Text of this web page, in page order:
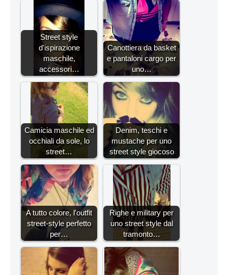
Street style
d'ispirazione
maschile,
accessori…
Canottiera da basket
e pantaloni cargo per
uno…
Camicia maschile ed
occhiali da sole, lo
street…
Denim, teschi e
mustache per uno
street style giocoso
A tutto colore, l'outfit
street-style perfetto
per…
Righe e military per
uno street style dal
tramonto…